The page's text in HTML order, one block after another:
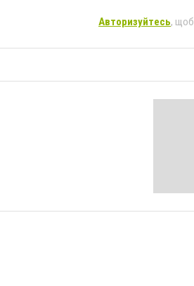
Авторизуйтесь, щоб